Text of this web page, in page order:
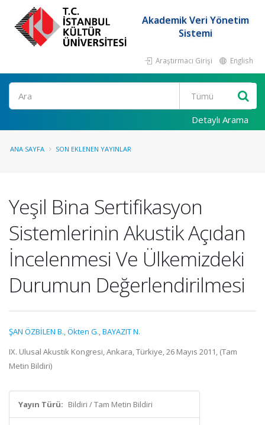
Akademik Veri Yönetim
Sistemi
Araştırmacı Girişi English
Ara
Detaylı Arama
ANA SAYFA SON EKLENEN YAYINLAR
Yeşil Bina Sertifikasyon
Sistemlerinin Akustik Açıdan
İncelenmesi Ve Ülkemizdeki
Durumun Değerlendirilmesi
ŞAN ÖZBİLEN B.,Ökten G.,BAYAZIT N.
IX. Ulusal Akustik Kongresi, Ankara, Türkiye, 26 Mayıs 2011, (Tam
Metin Bildiri)
Yayın Türü: Bildiri / Tam Metin Bildiri